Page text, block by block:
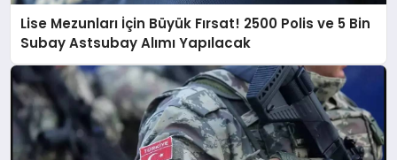
Lise Mezunları İçin Büyük Fırsat! 2500 Polis ve 5 Bin
Subay Astsubay Alımı Yapılacak